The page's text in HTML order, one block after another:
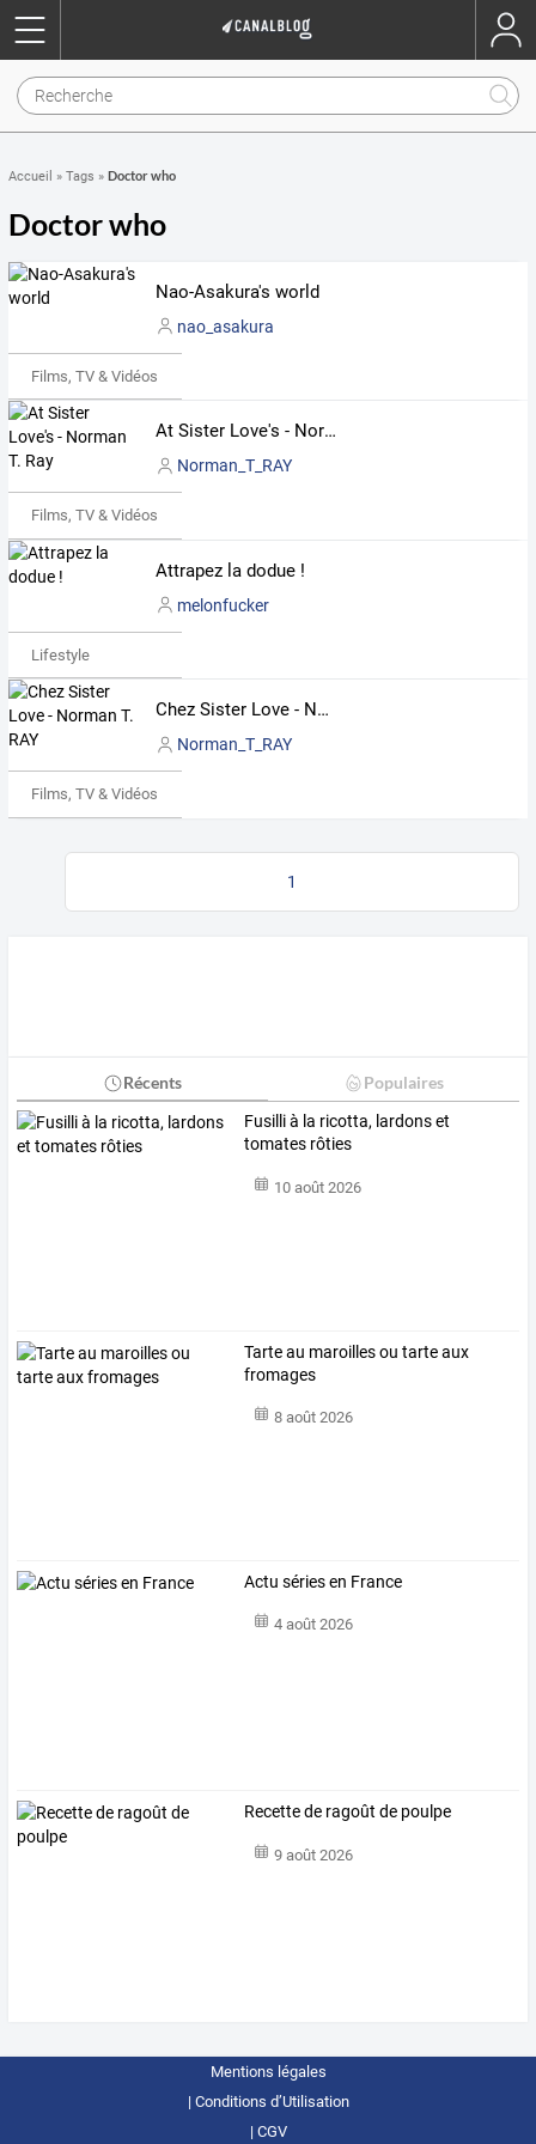
Accueil » Tags » Doctor who
Doctor who
Nao-Asakura's world
nao_asakura
Films, TV & Vidéos
At Sister Love's - Norman T. Ray
Norman_T_RAY
Films, TV & Vidéos
Attrapez la dodue !
melonfucker
Lifestyle
Chez Sister Love - Norman T. RAY
Norman_T_RAY
Films, TV & Vidéos
1
Récents Populaires
Fusilli à la ricotta, lardons et
tomates rôties
10 août 2026
Tarte au maroilles ou tarte aux
fromages
8 août 2026
Actu séries en France
4 août 2026
Recette de ragoût de poulpe
9 août 2026
Mentions légales
Conditions d’Utilisation
CGV